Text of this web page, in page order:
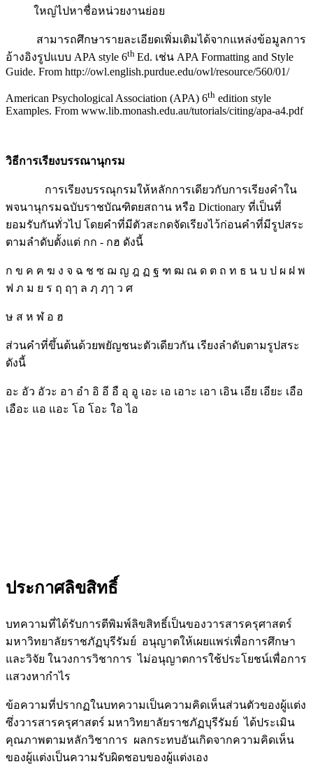
ใหญ่ไปหาชื่อหน่วยงานย่อย
สามารถศึกษารายละเอียดเพิ่มเติมได้จากแหล่งข้อมูลการ
อ้างอิงรูปแบบ APA style 6th Ed. เช่น APA Formatting and Style
Guide. From http://owl.english.purdue.edu/owl/resource/560/01/
American Psychological Association (APA) 6th edition style
Examples. From www.lib.monash.edu.au/tutorials/citing/apa-a4.pdf
วิธีการเรียงบรรณานุกรม
การเรียงบรรณุกรมให้หลักการเดียวกับการเรียงคำใน
พจนานุกรมฉบับราชบัณฑิตยสถาน หรือ Dictionary ที่เป็นที่
ยอมรับกันทั่วไป โดยคำที่มีตัวสะกดจัดเรียงไว้ก่อนคำที่มีรูปสระ
ตามลำดับตั้งแต่ กก - กฮ ดังนี้
ก ข ค ฅ ฆ ง จ ฉ ช ซ ฌ ญ ฎ ฏ ฐ ฑ ฒ ณ ด ต ถ ท ธ น บ ป ผ ฝ พ
ฟ ภ ม ย ร ฤ ฤๅ ล ฦ ฦๅ ว ศ
ษ ส ห ฬ อ ฮ
ส่วนคำที่ขึ้นต้นด้วยพยัญชนะตัวเดียวกัน เรียงลำดับตามรูปสระ
ดังนี้
อะ อัว อัวะ อา อำ อิ อี อื อุ อู เอะ เอ เอาะ เอา เอิน เอีย เอียะ เอือ
เอือะ แอ แอะ โอ โอะ ใอ ไอ
ประกาศลิขสิทธิ์
บทความที่ได้รับการตีพิมพ์ลิขสิทธิ์เป็นของวารสารครุศาสตร์
มหาวิทยาลัยราชภัฏบุรีรัมย์ อนุญาตให้เผยแพร่เพื่อการศึกษา
และวิจัย ในวงการวิชาการ ไม่อนุญาตการใช้ประโยชน์เพื่อการ
แสวงหากำไร
ข้อความที่ปรากฏในบทความเป็นความคิดเห็นส่วนตัวของผู้แต่ง
ซึ่งวารสารครุศาสตร์ มหาวิทยาลัยราชภัฏบุรีรัมย์ ได้ประเมิน
คุณภาพตามหลักวิชาการ ผลกระทบอันเกิดจากความคิดเห็น
ของผู้แต่งเป็นความรับผิดชอบของผู้แต่งเอง